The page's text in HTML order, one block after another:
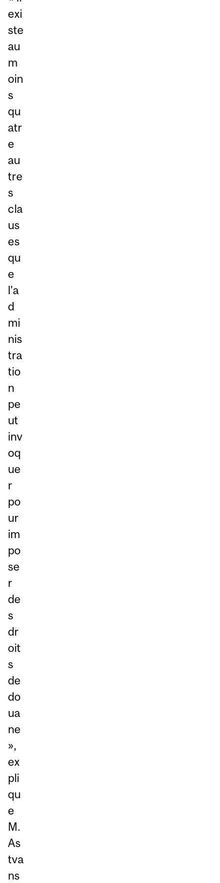
exi
ste
au
m
oin
s
qu
atr
e
au
tre
s
cla
us
es
qu
e
l’a
d
mi
nis
tra
tio
n
pe
ut
inv
oq
ue
r
po
ur
im
po
se
r
de
s
dr
oit
s
de
do
ua
ne
»,
ex
pli
qu
e
M.
As
tva
ns